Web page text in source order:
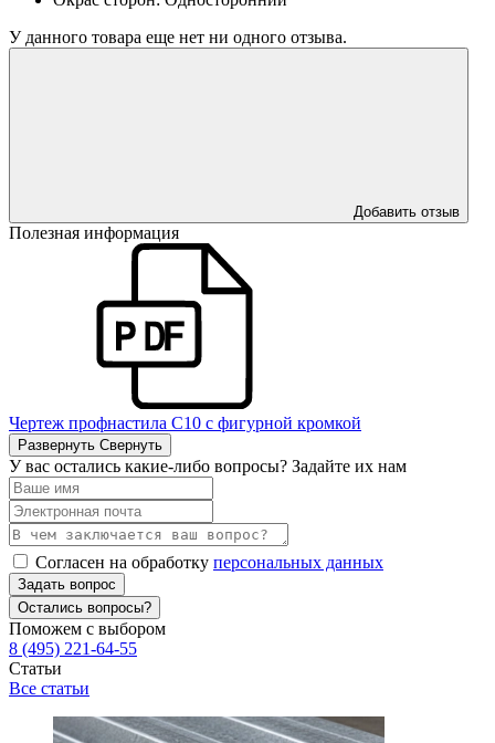
У данного товара еще нет ни одного отзыва.
Добавить отзыв
Полезная информация
Чертеж профнастила С10 с фигурной кромкой
Развернуть Свернуть
У вас остались какие-либо вопросы? Задайте их нам
Согласен на обработку персональных данных
Задать вопрос
Остались вопросы?
Поможем с выбором
8 (495) 221-64-55
Статьи
Все статьи